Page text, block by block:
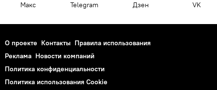
Макс Telegram Дзен VK
О проекте Контакты Правила использования
Реклама Новости компаний
Политика конфиденциальности
Политика использования Cookie